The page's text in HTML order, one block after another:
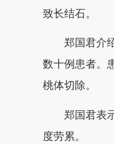
致长结石。
郑国君介绍
数十例患者。
桃体切除。
郑国君表示
度劳累。